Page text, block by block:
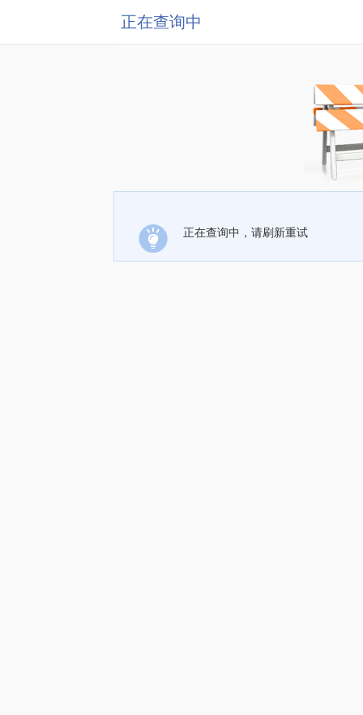
正在查询中
正在查询中，请刷新重试